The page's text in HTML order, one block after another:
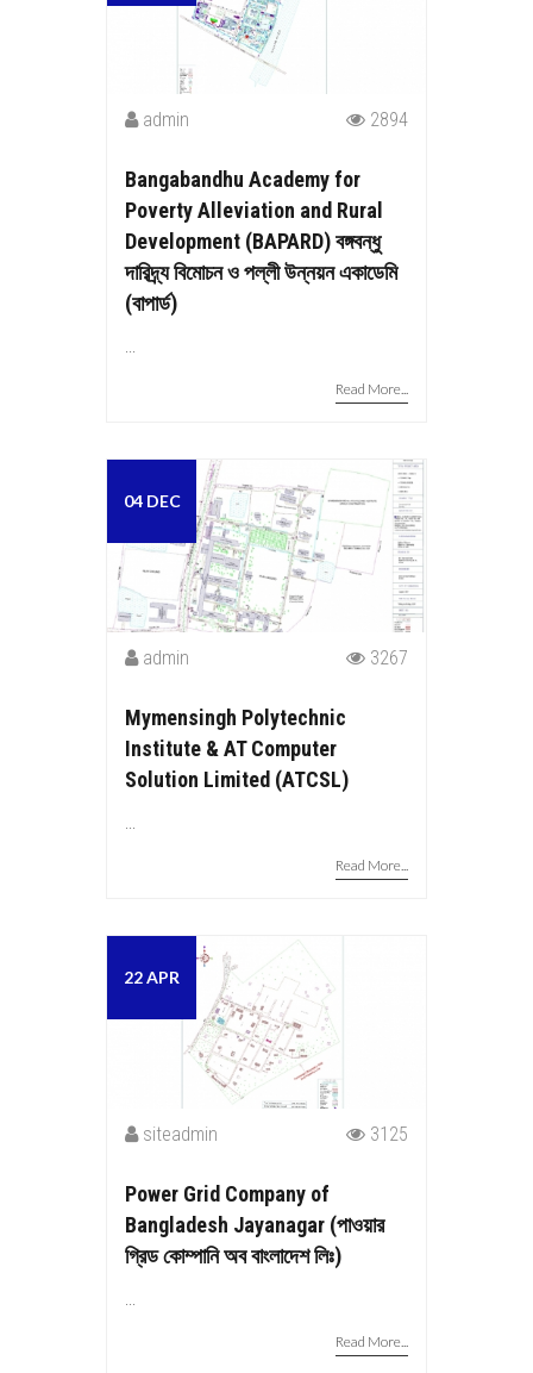
admin 2894
Bangabandhu Academy for
Poverty Alleviation and Rural
Development (BAPARD) বঙ্গবন্ধু
দারিদ্র্য বিমোচন ও পল্লী উন্নয়ন একাডেমি
(বাপার্ড)
...
Read More...
04 DEC
admin 3267
Mymensingh Polytechnic
Institute & AT Computer
Solution Limited (ATCSL)
...
Read More...
22 APR
siteadmin 3125
Power Grid Company of
Bangladesh Jayanagar (পাওয়ার
গ্রিড কোম্পানি অব বাংলাদেশ লিঃ)
Read More...